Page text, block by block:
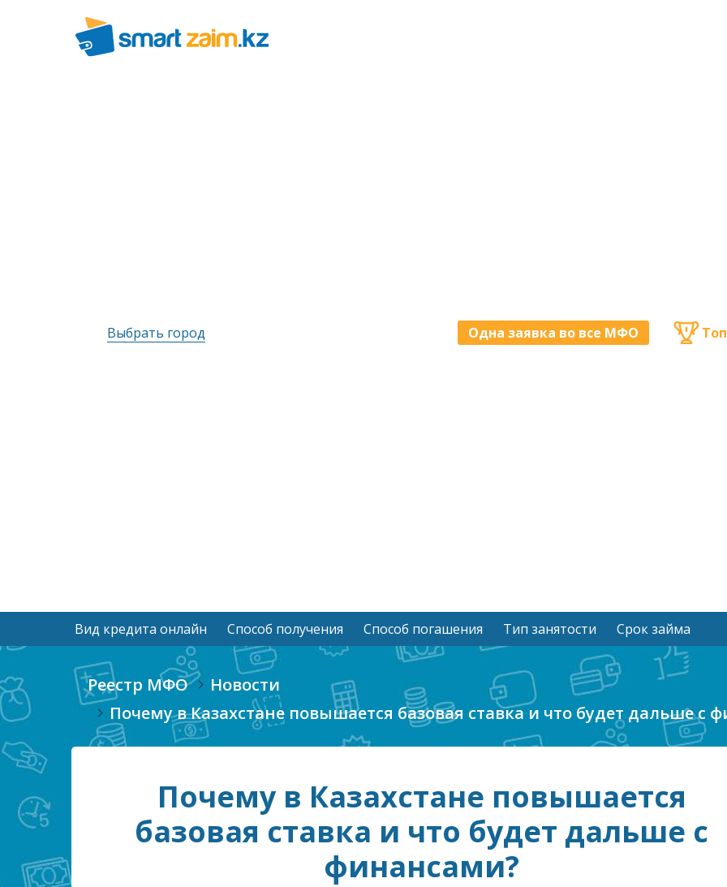
Выбрать город Одна заявка во все МФО
Вид кредита онлайн Способ получения Способ погашения Тип занятости Срок займа
Реестр МФО
Новости
Почему в Казахстане повышается базовая ставка и что будет дальше с
Почему в Казахстане повышается
базовая ставка и что будет дальше с
финансами?